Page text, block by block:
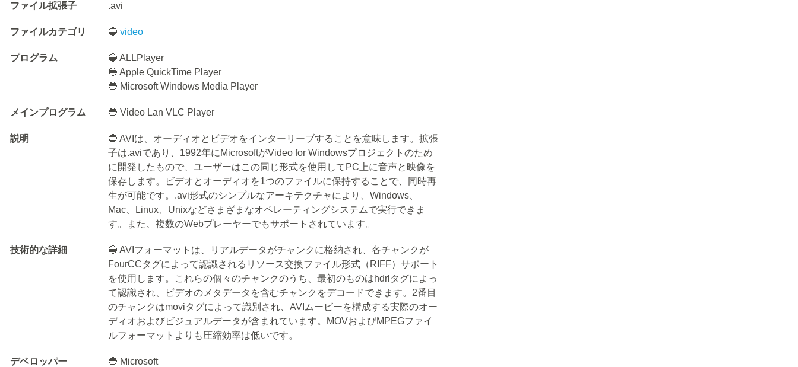
ファイル拡張子 .avi
ファイルカテゴリ 🔵video
プログラム
🔵 ALLPlayer
🔵 Apple QuickTime Player
🔵 Microsoft Windows Media Player
メインプログラム 🔵 Video Lan VLC Player
説明
🔵 AVIは、オーディオとビデオをインターリーブすることを意味します。拡張
子は.aviであり、1992年にMicrosoftがVideo for Windowsプロジェクトのため
に開発したもので、ユーザーはこの同じ形式を使用してPC上に音声と映像を
保存します。ビデオとオーディオを1つのファイルに保持することで、同時再
生が可能です。.avi形式のシンプルなアーキテクチャにより、Windows、
Mac、Linux、Unixなどさまざまなオペレーティングシステムで実行できま
す。また、複数のWebプレーヤーでもサポートされています。
技術的な詳細
🔵 AVIフォーマットは、リアルデータがチャンクに格納され、各チャンクが
FourCCタグによって認識されるリソース交換ファイル形式（RIFF）サポート
を使用します。これらの個々のチャンクのうち、最初のものはhdrlタグによっ
て認識され、ビデオのメタデータを含むチャンクをデコードできます。2番目
のチャンクはmoviタグによって識別され、AVIムービーを構成する実際のオー
ディオおよびビジュアルデータが含まれています。MOVおよびMPEGファイ
ルフォーマットよりも圧縮効率は低いです。
デベロッパー 🔵 Microsoft